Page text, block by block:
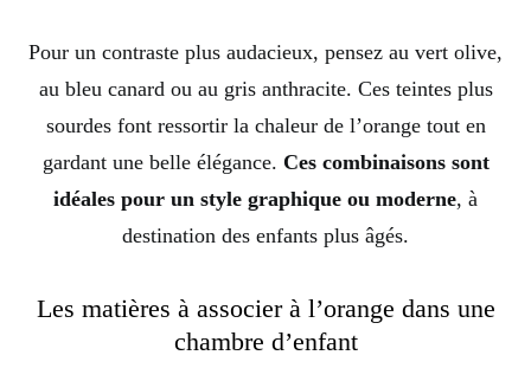
Pour un contraste plus audacieux, pensez au vert olive,
au bleu canard ou au gris anthracite. Ces teintes plus
sourdes font ressortir la chaleur de l’orange tout en
gardant une belle élégance. Ces combinaisons sont
idéales pour un style graphique ou moderne, à
destination des enfants plus âgés.
Les matières à associer à l’orange dans une
chambre d’enfant